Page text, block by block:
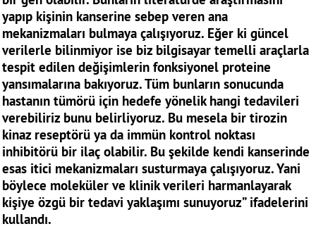
yapıp kişinin kanserine sebep veren ana
mekanizmaları bulmaya çalışıyoruz. Eğer ki güncel
verilerle bilinmiyor ise biz bilgisayar temelli araçlarla
tespit edilen değişimlerin fonksiyonel proteine
yansımalarına bakıyoruz. Tüm bunların sonucunda
hastanın tümörü için hedefe yönelik hangi tedavileri
verebiliriz bunu belirliyoruz. Bu mesela bir tirozin
kinaz reseptörü ya da immün kontrol noktası
inhibitörü bir ilaç olabilir. Bu şekilde kendi kanserinde
esas itici mekanizmaları susturmaya çalışıyoruz. Yani
böylece moleküler ve klinik verileri harmanlayarak
kişiye özgü bir tedavi yaklaşımı sunuyoruz” ifadelerini
kullandı.